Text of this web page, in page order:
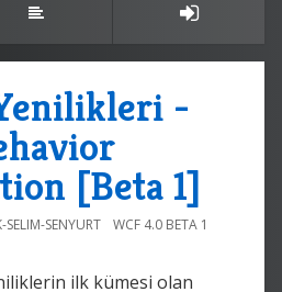
-
[Beta 1]
SELIM-SENYURT WCF 4.0 BETA 1
ilk kümesi olan